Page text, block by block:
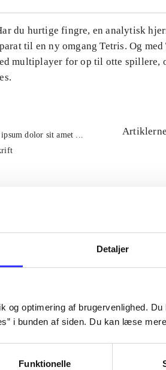
Detaljer
og optimering af brugervenlighed.
i bunden af siden. Du kan læse
Funktionelle
du hurtige fingre, en analytisk
til en ny omgang Tetris. Og
multiplayer for op til otte spillere,
dolor sit amet ...